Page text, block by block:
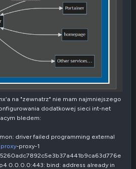
na "zewnatrz" nie mam najmniejszego
dodatkowej sieci int-net
bledem:
driver failed programming external
proxy-proxy-1
0.0.0.0:443: bind: address already in